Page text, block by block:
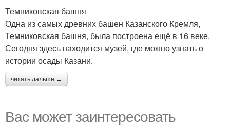
Темниковская башня
Одна из самых древних башен Казанского Кремля,
Темниковская башня, была построена ещё в 16 веке.
Сегодня здесь находится музей, где можно узнать о
истории осады Казани.
читать дальше →
Вас может заинтересовать